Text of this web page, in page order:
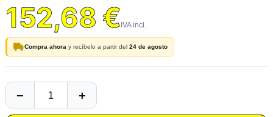
152,68 €
Compra ahora y recíbelo a partir del 24 de agosto